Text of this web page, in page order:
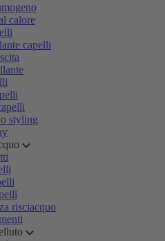
calore
capelli
styling
risciacquo